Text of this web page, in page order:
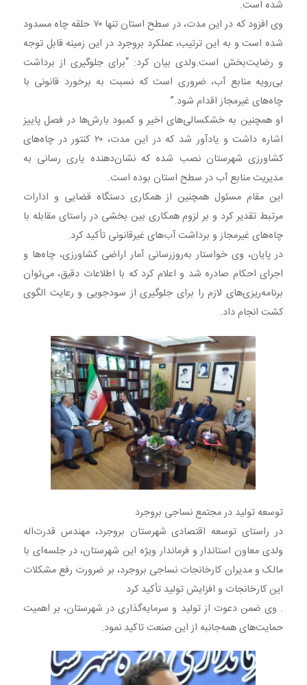
شده است.
وی افزود که در این مدت، در سطح استان تنها ۷۰ حلقه چاه مسدود
شده است و به این ترتیب، عملکرد بروجرد در این زمینه قابل توجه
و رضایت‌بخش است.ولدی بیان کرد: “برای جلوگیری از برداشت
بی‌رویه منابع آب، ضروری است که نسبت به برخورد قانونی با
چاه‌های غیرمجاز اقدام شود.”
او همچنین به خشکسالی‌های اخیر و کمبود بارش‌ها در فصل پاییز
اشاره داشت و یادآور شد که در این مدت، ۲۰ کنتور در چاه‌های
کشاورزی شهرستان نصب شده که نشان‌دهنده یاری رسانی به
مدیریت منابع آب در سطح استان بوده است.
این مقام مسئول همچنین از همکاری دستگاه قضایی و ادارات
مرتبط تقدیر کرد و بر لزوم همکاری بین بخشی در راستای مقابله با
چاه‌های غیرمجاز و برداشت آب‌های غیرقانونی تأکید کرد.
در پایان، وی خواستار به‌روز‌رسانی آمار اراضی کشاورزی، چاه‌ها و
اجرای احکام صادره شد و اعلام کرد که با اطلاعات دقیق، می‌توان
برنامه‌ریزی‌های لازم را برای جلوگیری از سودجویی و رعایت الگوی
کشت انجام داد.
توسعه تولید در مجتمع نساجی بروجرد
در راستای توسعه اقتصادی شهرستان بروجرد، مهندس قدرت‌اله
ولدی معاون استاندار و فرماندار ویژه این شهرستان، در جلسه‌ای با
مالک و مدیران کارخانجات نساجی بروجرد، بر ضرورت رفع مشکلات
این کارخانجات و افزایش تولید تأکید کرد
. وی ضمن دعوت از تولید و سرمایه‌گذاری در شهرستان، بر اهمیت
حمایت‌های همه‌جانبه از این صنعت تاکید نمود.